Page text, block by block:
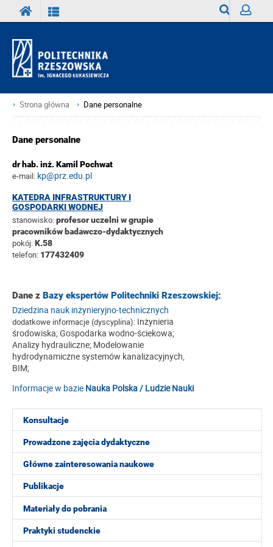
Strona główna Dane personalne
Konsultacje
Prowadzone zajęcia dydaktyczne
Główne zainteresowania naukowe
Publikacje
Materiały do pobrania
Praktyki studenckie
Dane personalne
dr hab. inż. Kamil Pochwat
e-mail: kp@prz.edu.pl
KATEDRA INFRASTRUKTURY I
GOSPODARKI WODNEJ
stanowisko:profesor uczelni w grupie
pracowników badawczo-dydaktycznych
pokój:K.58
telefon: 177432409
Dane z Bazy ekspertów Politechniki Rzeszowskiej:
Dziedzina nauk inżynieryjno-technicznych
dodatkowe informacje (dyscyplina): Inżynieria
środowiska; Gospodarka wodno-ściekowa;
Analizy hydrauliczne; Modelowanie
hydrodynamiczne systemów kanalizacyjnych,
BIM;
Informacje w bazie Nauka Polska / Ludzie Nauki